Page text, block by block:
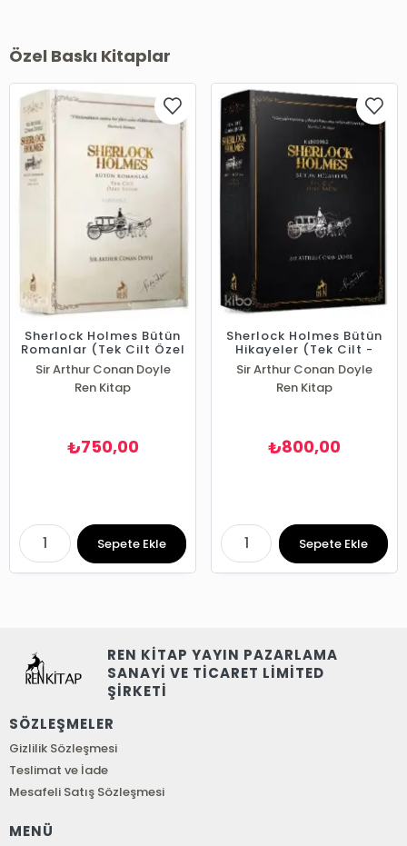
Özel Baskı Kitaplar
Sherlock Holmes Bütün
Romanlar (Tek Cilt Özel
Basım)
Sir Arthur Conan Doyle
Ren Kitap
₺750,00
Sepete Ekle
Sherlock Holmes Bütün
Hikayeler (Tek Cilt -
Özel Basım)
Sir Arthur Conan Doyle
Ren Kitap
₺800,00
Sepete Ekle
REN KİTAP YAYIN PAZARLAMA
SANAYİ VE TİCARET LİMİTED
ŞİRKETİ
SÖZLEŞMELER
Gizlilik Sözleşmesi
Teslimat ve İade
Mesafeli Satış Sözleşmesi
MENÜ